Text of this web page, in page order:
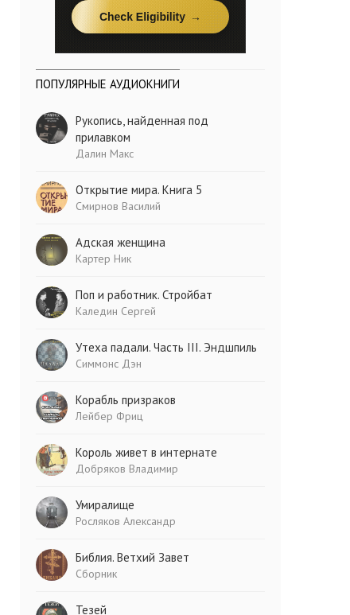
ПОПУЛЯРНЫЕ АУДИОКНИГИ
Рукопись, найденная под
прилавком
Далин Макс
Открытие мира. Книга 5
Смирнов Василий
Адская женщина
Картер Ник
Поп и работник. Стройбат
Каледин Сергей
Утеха падали. Часть III. Эндшпиль
Симмонс Дэн
Корабль призраков
Лейбер Фриц
Король живет в интернате
Добряков Владимир
Умиралище
Росляков Александр
Библия. Ветхий Завет
Сборник
Тезей